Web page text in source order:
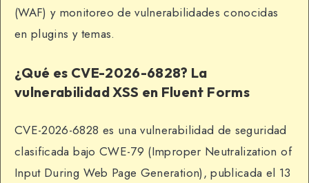
(WAF) y monitoreo de vulnerabilidades conocidas
en plugins y temas.
¿Qué es CVE-2026-6828? La
vulnerabilidad XSS en Fluent Forms
CVE-2026-6828 es una vulnerabilidad de seguridad
clasificada bajo CWE-79 (Improper Neutralization of
Input During Web Page Generation), publicada el 13